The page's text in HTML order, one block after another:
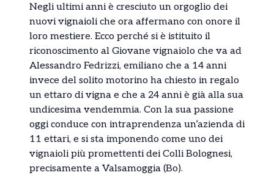
Negli ultimi anni è cresciuto un orgoglio dei
nuovi vignaioli che ora affermano con onore il
loro mestiere. Ecco perché si è istituito il
riconoscimento al Giovane vignaiolo che va ad
Alessandro Fedrizzi, emiliano che a 14 anni
invece del solito motorino ha chiesto in regalo
un ettaro di vigna e che a 24 anni è già alla sua
undicesima vendemmia. Con la sua passione
oggi conduce con intraprendenza un’azienda di
11 ettari, e si sta imponendo come uno dei
vignaioli più promettenti dei Colli Bolognesi,
precisamente a Valsamoggia (Bo).